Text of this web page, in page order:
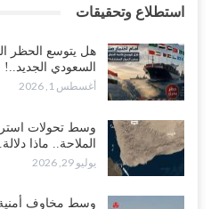
استطلاع وتحقيقات
هل يتوسع الحظر
السعودي الجديد..!
أغسطس 1, 2026
وسط تحولات
الملاحة.. ماذا
يوليو 29, 2026
وسط مخاوف أمنية